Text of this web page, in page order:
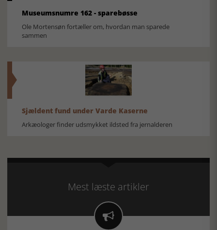
Museumsnumre 162 - sparebøsse
Ole Mortensøn fortæller om, hvordan man sparede
sammen
Sjældent fund under Varde Kaserne
Arkæologer finder udsmykket ildsted fra jernalderen
Mest læste artikler
